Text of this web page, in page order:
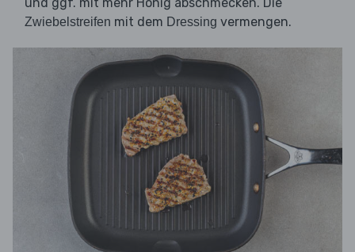
Zwiebelstreifen mit dem Dressing vermengen.